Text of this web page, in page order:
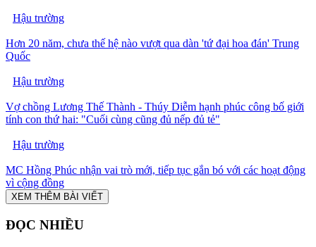
Hậu trường
Hơn 20 năm, chưa thế hệ nào vượt qua dàn 'tứ đại hoa đán' Trung
Quốc
Hậu trường
Vợ chồng Lương Thế Thành - Thúy Diễm hạnh phúc công bố giới
tính con thứ hai: "Cuối cùng cũng đủ nếp đủ tẻ"
Hậu trường
MC Hồng Phúc nhận vai trò mới, tiếp tục gắn bó với các hoạt động
vì cộng đồng
XEM THÊM BÀI VIẾT
ĐỌC NHIỀU